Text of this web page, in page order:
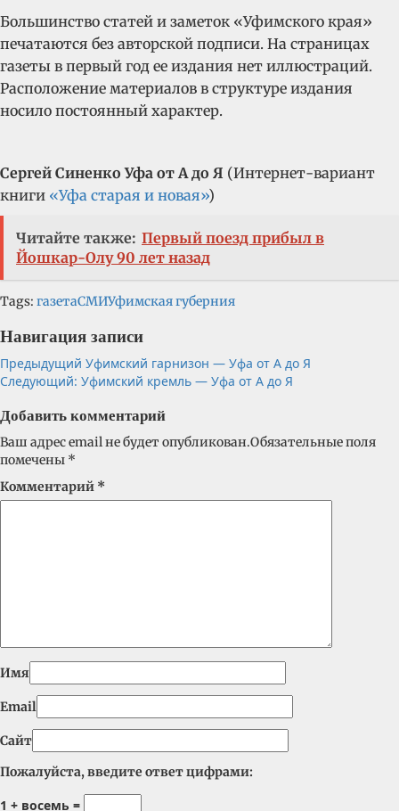
Большинство статей и заметок «Уфимского края»
печатаются без авторской подписи. На страницах
газеты в первый год ее издания нет иллюстраций.
Расположение материалов в структуре издания
носило постоянный характер.
Сергей Синенко Уфа от А до Я (Интернет-вариант
книги «Уфа старая и новая»)
Читайте также: Первый поезд прибыл в
Йошкар-Олу 90 лет назад
Tags: газетаСМИУфимская губерния
Навигация записи
Предыдущий Уфимский гарнизон — Уфа от А до Я
Следующий: Уфимский кремль — Уфа от А до Я
Добавить комментарий
Ваш адрес email не будет опубликован.Обязательные поля
помечены *
Комментарий *
Имя
Email
Сайт
Пожалуйста, введите ответ цифрами:
1 + восемь =